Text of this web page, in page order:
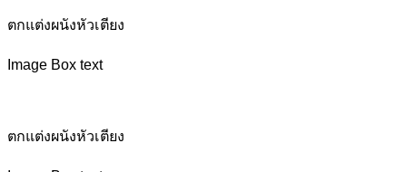
ตกแต่งผนังหัวเตียง
Image Box text
ตกแต่งผนังหัวเตียง